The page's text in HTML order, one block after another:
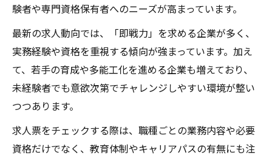
験者や専門資格保有者へのニーズが高まっています。
最新の求人動向では、「即戦力」を求める企業が多く、
実務経験や資格を重視する傾向が強まっています。加え
て、若手の育成や多能工化を進める企業も増えており、
未経験者でも意欲次第でチャレンジしやすい環境が整い
つつあります。
求人票をチェックする際は、職種ごとの業務内容や必要
資格だけでなく、教育体制やキャリアパスの有無にも注